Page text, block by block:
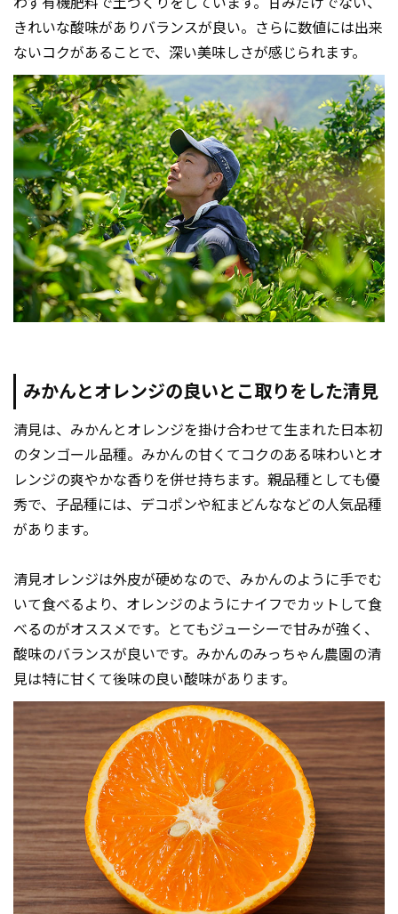
きれいな酸味がありバランスが良い。さらに数値には出来
ないコクがあることで、深い美味しさが感じられます。
みかんとオレンジの良いとこ取りをした清見
清見は、みかんとオレンジを掛け合わせて生まれた日本初
のタンゴール品種。みかんの甘くてコクのある味わいとオ
レンジの爽やかな香りを併せ持ちます。親品種としても優
秀で、子品種には、デコポンや紅まどんななどの人気品種
があります。
清見オレンジは外皮が硬めなので、みかんのように手でむ
いて食べるより、オレンジのようにナイフでカットして食
べるのがオススメです。とてもジューシーで甘みが強く、
酸味のバランスが良いです。みかんのみっちゃん農園の清
見は特に甘くて後味の良い酸味があります。